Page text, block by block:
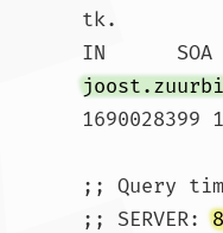
tk.			5
1690028399
;; Query
;; SERVER: